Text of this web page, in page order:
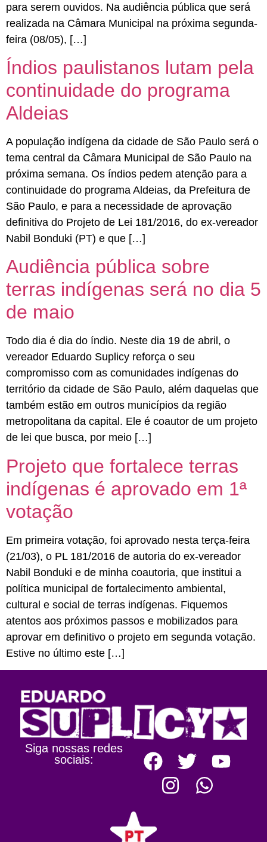
para serem ouvidos. Na audiência pública que será
realizada na Câmara Municipal na próxima segunda-
feira (08/05), […]
Índios paulistanos lutam pela
continuidade do programa
Aldeias
A população indígena da cidade de São Paulo será o
tema central da Câmara Municipal de São Paulo na
próxima semana. Os índios pedem atenção para a
continuidade do programa Aldeias, da Prefeitura de
São Paulo, e para a necessidade de aprovação
definitiva do Projeto de Lei 181/2016, do ex-vereador
Nabil Bonduki (PT) e que […]
Audiência pública sobre
terras indígenas será no dia 5
de maio
Todo dia é dia do índio. Neste dia 19 de abril, o
vereador Eduardo Suplicy reforça o seu
compromisso com as comunidades indígenas do
território da cidade de São Paulo, além daquelas que
também estão em outros municípios da região
metropolitana da capital. Ele é coautor de um projeto
de lei que busca, por meio […]
Projeto que fortalece terras
indígenas é aprovado em 1ª
votação
Em primeira votação, foi aprovado nesta terça-feira
(21/03), o PL 181/2016 de autoria do ex-vereador
Nabil Bonduki e de minha coautoria, que institui a
política municipal de fortalecimento ambiental,
cultural e social de terras indígenas. Fiquemos
atentos aos próximos passos e mobilizados para
aprovar em definitivo o projeto em segunda votação.
Estive no último este […]
Siga nossas redes
sociais: